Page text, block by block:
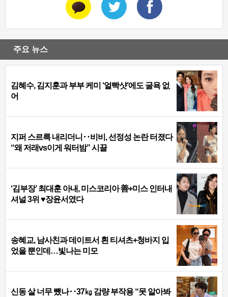
주요 뉴스
김혜수, 김지훈과 부부 케미 ‘얼빡샷’에도 굴욕 없
어
지퍼 스르륵 내리더니‥비비, 선정성 논란 터졌다
“왜 저래vs이게 워터밤” 시끌
‘김부장’ 최대훈 아내, 미스코리아 善+미스 인터내
셔널 3위 ♥장윤서였다
송혜교, 남사친과 데이트서 흰 티셔츠+청바지 입
었을 뿐인데…빛나는 미모
신동 살 너무 뺐나‥37㎏ 감량 부작용 “못 알아봐